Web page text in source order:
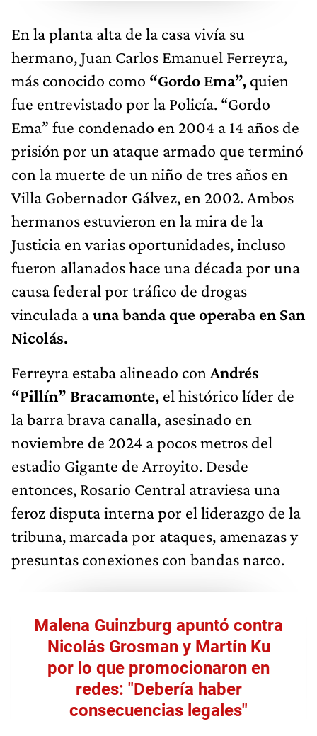
En la planta alta de la casa vivía su
hermano, Juan Carlos Emanuel Ferreyra,
más conocido como “Gordo Ema”, quien
fue entrevistado por la Policía. “Gordo
Ema” fue condenado en 2004 a 14 años de
prisión por un ataque armado que terminó
con la muerte de un niño de tres años en
Villa Gobernador Gálvez, en 2002. Ambos
hermanos estuvieron en la mira de la
Justicia en varias oportunidades, incluso
fueron allanados hace una década por una
causa federal por tráfico de drogas
vinculada auna banda que operaba en San
Nicolás.
Ferreyra estaba alineado con Andrés
“Pillín” Bracamonte, el histórico líder de
la barra brava canalla, asesinado en
noviembre de 2024 a pocos metros del
estadio Gigante de Arroyito. Desde
entonces, Rosario Central atraviesa una
feroz disputa interna por el liderazgo de la
tribuna, marcada por ataques, amenazas y
presuntas conexiones con bandas narco.
Malena Guinzburg apuntó contra
Nicolás Grosman y Martín Ku
por lo que promocionaron en
redes: "Debería haber
consecuencias legales"